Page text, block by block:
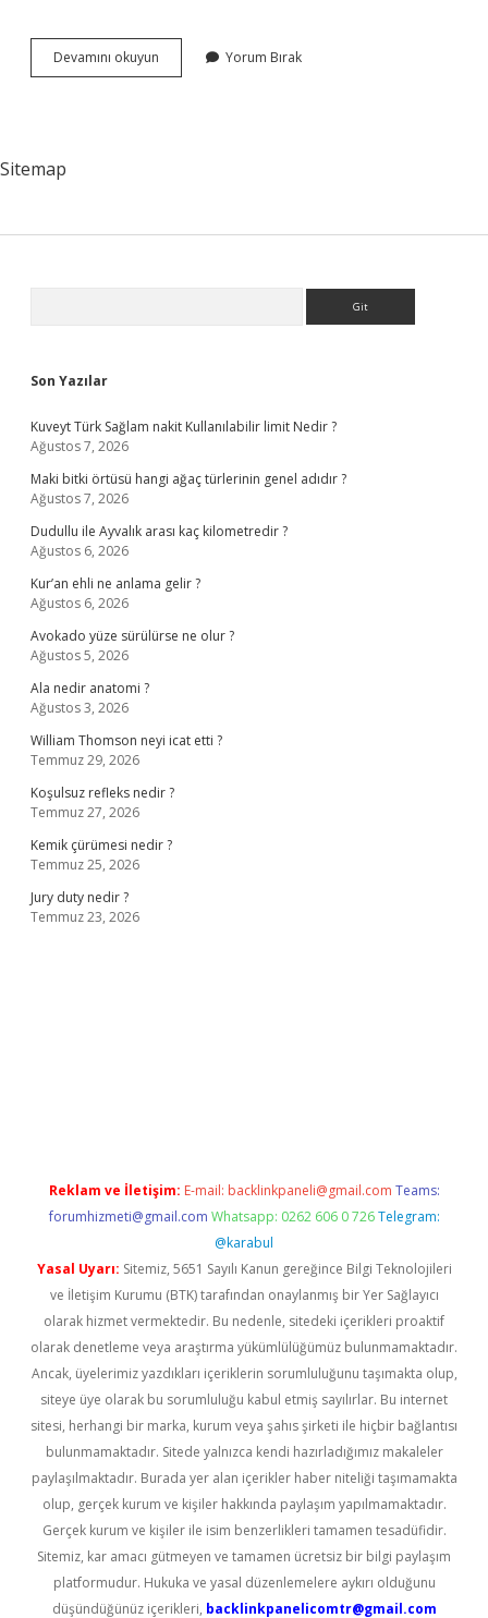
Devamını okuyun Ayakkabının
Altı
Yorum Bırak
Sitemap
Son Yazılar
Kuveyt Türk Sağlam nakit Kullanılabilir limit Nedir ?
Ağustos 7, 2026
Maki bitki örtüsü hangi ağaç türlerinin genel adıdır ?
Ağustos 7, 2026
Dudullu ile Ayvalık arası kaç kilometredir ?
Ağustos 6, 2026
Kur’an ehli ne anlama gelir ?
Ağustos 6, 2026
Avokado yüze sürülürse ne olur ?
Ağustos 5, 2026
Ala nedir anatomi ?
Ağustos 3, 2026
William Thomson neyi icat etti ?
Temmuz 29, 2026
Koşulsuz refleks nedir ?
Temmuz 27, 2026
Kemik çürümesi nedir ?
Temmuz 25, 2026
Jury duty nedir ?
Temmuz 23, 2026
Reklam ve İletişim: E-mail: backlinkpaneli@gmail.com Teams:
forumhizmeti@gmail.com Whatsapp: 0262 606 0 726 Telegram:
@karabul
Yasal Uyarı: Sitemiz, 5651 Sayılı Kanun gereğince Bilgi Teknolojileri
ve İletişim Kurumu (BTK) tarafından onaylanmış bir Yer Sağlayıcı
olarak hizmet vermektedir. Bu nedenle, sitedeki içerikleri proaktif
olarak denetleme veya araştırma yükümlülüğümüz bulunmamaktadır.
Ancak, üyelerimiz yazdıkları içeriklerin sorumluluğunu taşımakta olup,
siteye üye olarak bu sorumluluğu kabul etmiş sayılırlar. Bu internet
sitesi, herhangi bir marka, kurum veya şahıs şirketi ile hiçbir bağlantısı
bulunmamaktadır. Sitede yalnızca kendi hazırladığımız makaleler
paylaşılmaktadır. Burada yer alan içerikler haber niteliği taşımamakta
olup, gerçek kurum ve kişiler hakkında paylaşım yapılmamaktadır.
Gerçek kurum ve kişiler ile isim benzerlikleri tamamen tesadüfidir.
Sitemiz, kar amacı gütmeyen ve tamamen ücretsiz bir bilgi paylaşım
platformudur. Hukuka ve yasal düzenlemelere aykırı olduğunu
düşündüğünüz içerikleri, backlinkpanelicomtr@gmail.com